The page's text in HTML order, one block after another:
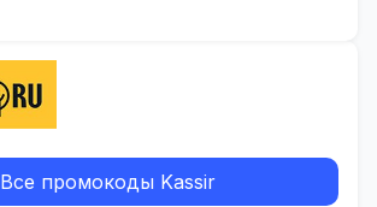
Все промокоды Kassir